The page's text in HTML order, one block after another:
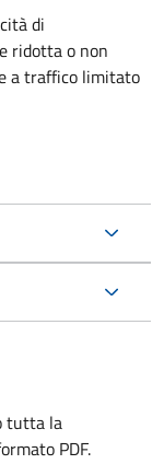
di
ridotta o non
a traffico limitato
tutta la
PDF.